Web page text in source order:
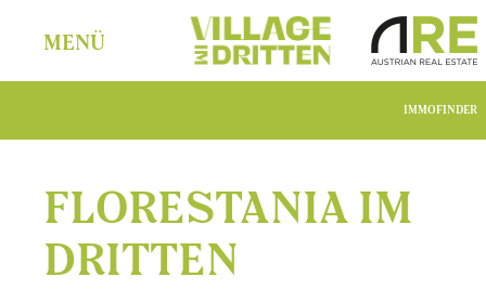
MENÜ
IMMOFINDER
FLORE­STANIA IM
DRITTEN